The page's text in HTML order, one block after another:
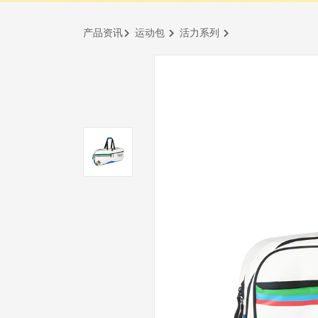
产品资讯 运动包 活力系列